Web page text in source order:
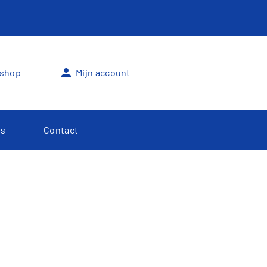
person Mijn account
Contact